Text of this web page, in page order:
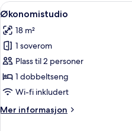
Åpne
alle
bildene
av
Økonomistudio
5
Økonomistudio
18 m²
1 soverom
Plass til 2 personer
1 dobbeltseng
Wi-fi inkludert
Mer informasjon
Mer